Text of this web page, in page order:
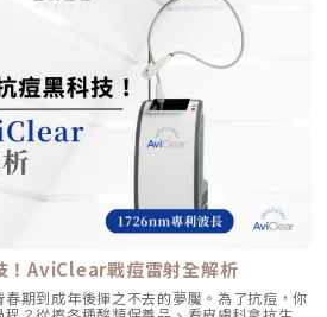
我們不希望客戶變得不像自己，我們希望妳在
緊緻、透亮的彈力美感。妳不需要厚重的粉底
，就是妳健康的真皮層。如果妳也想體驗這種
來到辰美學，讓我們為妳量身定制專屬的逆齡
美學官網」
尿酸填充容易造成過度膨脹的人工感，而是像
你的肌膚底層架構。哪些人適合做璞菲洛？
也非常適合希望改善整體膚況、延緩老化的
臨初老症狀者： 臉部、頸部或手部出現細
下降、缺乏緊實感的人。 膚質困擾者： 肌膚
膚質粗糙，希望透過深層保濕來全面提升膚況
望外觀有大幅度改變，只想透過自然、漸進
更有氣色。 對其他療程敏感者： 曾對雷射、
希望尋找一種低風險、低修復期的保養方式。
常友善。璞菲洛療程建議與效果說明璞菲洛
，前兩次治療間隔約30天，第三次則可延長至
會根據患者肌膚老化程度，評估是否安排加
、皮下脂肪分布、筋膜層（SMAS）的深
完全不同。即便是在同一個人的臉上，左側與
傳統的音波療程多半屬於「盲打」，醫師只能
是在迷霧中航行，風險與不穩定性自然較高。
的Ultherapy Prime 美國音波二代搭載了升
。在施打的每一條能量時，我都能透過 2X 高
組織層級。這意味著： 避開神經與骨頭：大
痛或副作用。 精準鎖定 SMAS 筋膜層：確
支撐輪廓的關鍵地基上。 即時監控探頭貼合
皮燙傷。二、 三種鬆弛型態：妳需要的是
客人到診間會直接說：「我要打音波。」但我
像觀察，因為「鬆弛」其實分為不同層次。如
打折扣。我將臉部老化歸納為三種主要型態，
筋膜鬆弛型（結構下垂）這是最適合美國音
筋膜層失去張力，需要透過美音二代深達
行「拉提」。2.2 表皮鬆弛型（膚質鬆軟）
粗大、布滿細紋，這通常是真皮層膠原蛋白
波」或「鳳凰電波」為主，強化表層的「緊
！AviClear戰痘雷射全解析
期到成年後揮之不去的夢魘。為了抗痘，你